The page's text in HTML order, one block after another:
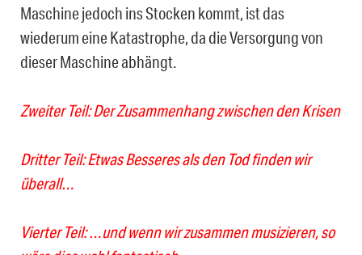
Maschine jedoch ins Stocken kommt, ist das
wiederum eine Katastrophe, da die Versorgung von
dieser Maschine abhängt.
Zweiter Teil: Der Zusammenhang zwischen den Krisen
Dritter Teil: Etwas Besseres als den Tod finden wir
überall…
Vierter Teil: …und wenn wir zusammen musizieren, so